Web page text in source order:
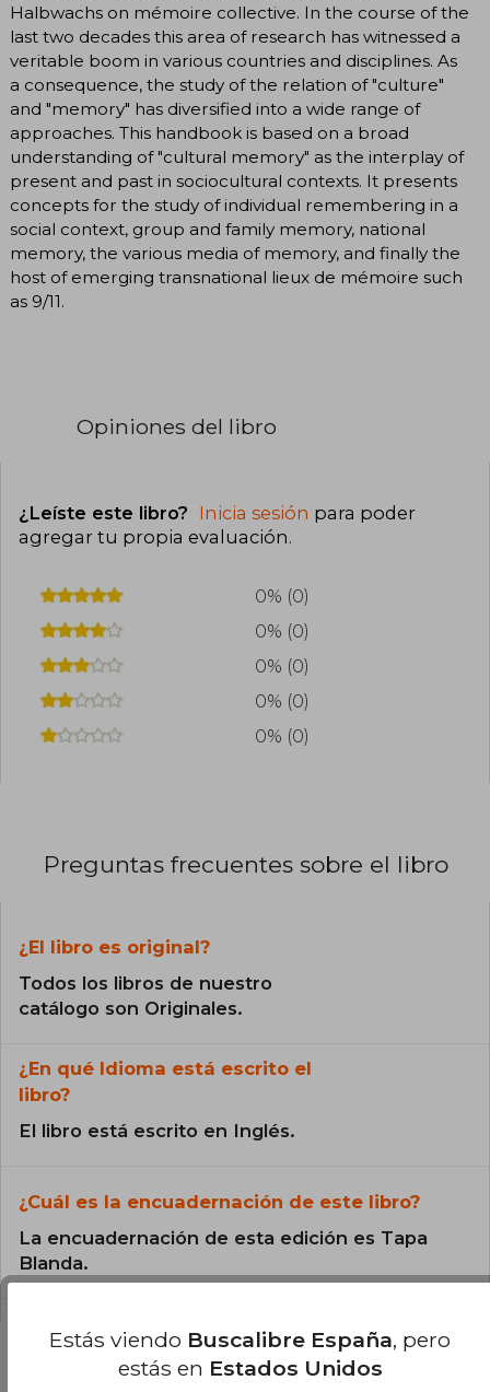
Halbwachs on mémoire collective. In the course of the
last two decades this area of research has witnessed a
veritable boom in various countries and disciplines. As
a consequence, the study of the relation of "culture"
and "memory" has diversified into a wide range of
approaches. This handbook is based on a broad
understanding of "cultural memory" as the interplay of
present and past in sociocultural contexts. It presents
concepts for the study of individual remembering in a
social context, group and family memory, national
memory, the various media of memory, and finally the
host of emerging transnational lieux de mémoire such
as 9/11.
Opiniones del libro
¿Leíste este libro? Inicia sesión para poder
agregar tu propia evaluación.
0% (0)
0% (0)
0% (0)
0% (0)
0% (0)
Preguntas frecuentes sobre el libro
¿El libro es original?
Todos los libros de nuestro
catálogo son Originales.
¿En qué Idioma está escrito el
libro?
El libro está escrito en Inglés.
¿Cuál es la encuadernación de este libro?
La encuadernación de esta edición es Tapa
Blanda.
Estás viendo Buscalibre España, pero
estás en Estados Unidos